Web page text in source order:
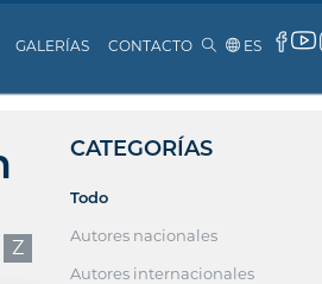
GALERÍAS CONTACTO ES
Z
CATEGORÍAS
Todo
Autores nacionales
Autores internacionales